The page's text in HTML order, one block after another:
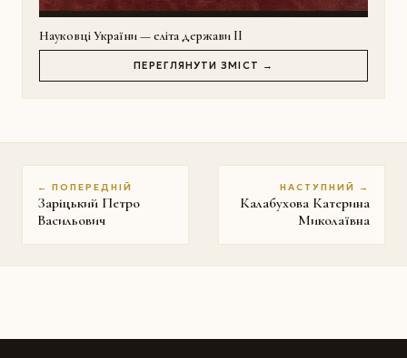
Науковці України — еліта держави II
ПЕРЕГЛЯНУТИ ЗМІСТ →
← ПОПЕРЕДНІЙ
Заріцький Петро
Васильович
НАСТУПНИЙ →
Калабухова Катерина
Миколаївна